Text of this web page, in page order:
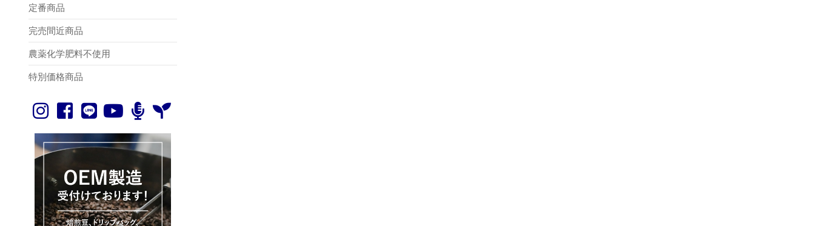
定番商品
完売間近商品
農薬化学肥料不使用
特別価格商品